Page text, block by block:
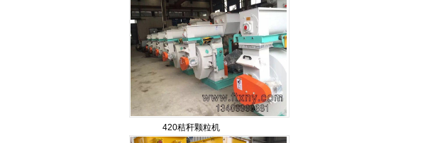
420秸秆颗粒机